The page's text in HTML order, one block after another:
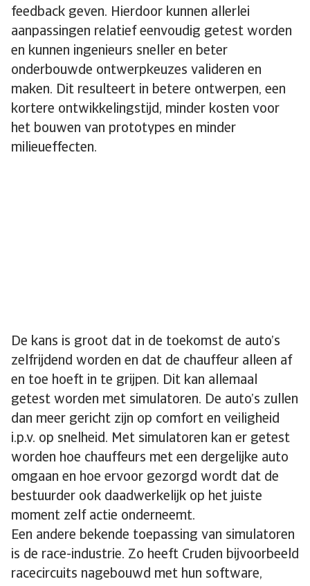
feedback geven. Hierdoor kunnen allerlei
aanpassingen relatief eenvoudig getest worden
en kunnen ingenieurs sneller en beter
onderbouwde ontwerpkeuzes valideren en
maken. Dit resulteert in betere ontwerpen, een
kortere ontwikkelingstijd, minder kosten voor
het bouwen van prototypes en minder
milieueffecten.
De kans is groot dat in de toekomst de auto’s
zelfrijdend worden en dat de chauffeur alleen af
en toe hoeft in te grijpen. Dit kan allemaal
getest worden met simulatoren. De auto’s zullen
dan meer gericht zijn op comfort en veiligheid
i.p.v. op snelheid. Met simulatoren kan er getest
worden hoe chauffeurs met een dergelijke auto
omgaan en hoe ervoor gezorgd wordt dat de
bestuurder ook daadwerkelijk op het juiste
moment zelf actie onderneemt.
Een andere bekende toepassing van simulatoren
is de race-industrie. Zo heeft Cruden bijvoorbeeld
racecircuits nagebouwd met hun software,